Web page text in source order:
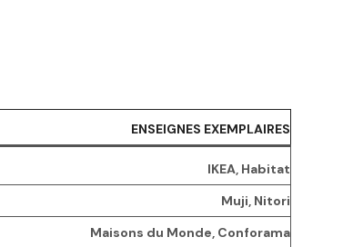
ENSEIGNES EXEMPLAIRES
IKEA, Habitat
Muji, Nitori
Maisons du Monde, Conforama